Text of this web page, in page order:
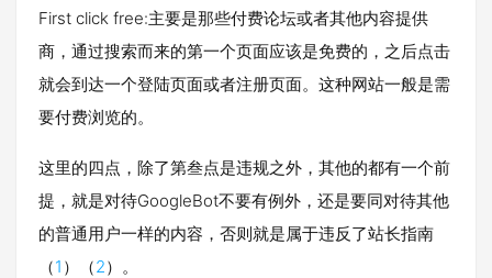
First click free:主要是那些付费论坛或者其他内容提供
商，通过搜索而来的第一个页面应该是免费的，之后点击
就会到达一个登陆页面或者注册页面。这种网站一般是需
要付费浏览的。
这里的四点，除了第叁点是违规之外，其他的都有一个前
提，就是对待GoogleBot不要有例外，还是要同对待其他
的普通用户一样的内容，否则就是属于违反了站长指南
（1 ）（2）。